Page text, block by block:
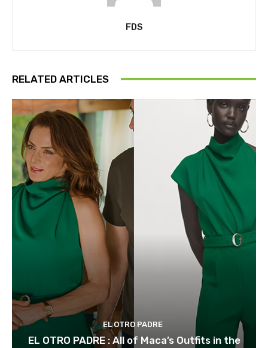
FDS
RELATED ARTICLES
EL OTRO PADRE
EL OTRO PADRE : All of Maca’s Outfits in the